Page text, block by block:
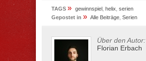
TAGS » gewinnspiel helix serien
Gepostet in » Alle Beiträge Serien
Über den Autor:
Florian Erbach